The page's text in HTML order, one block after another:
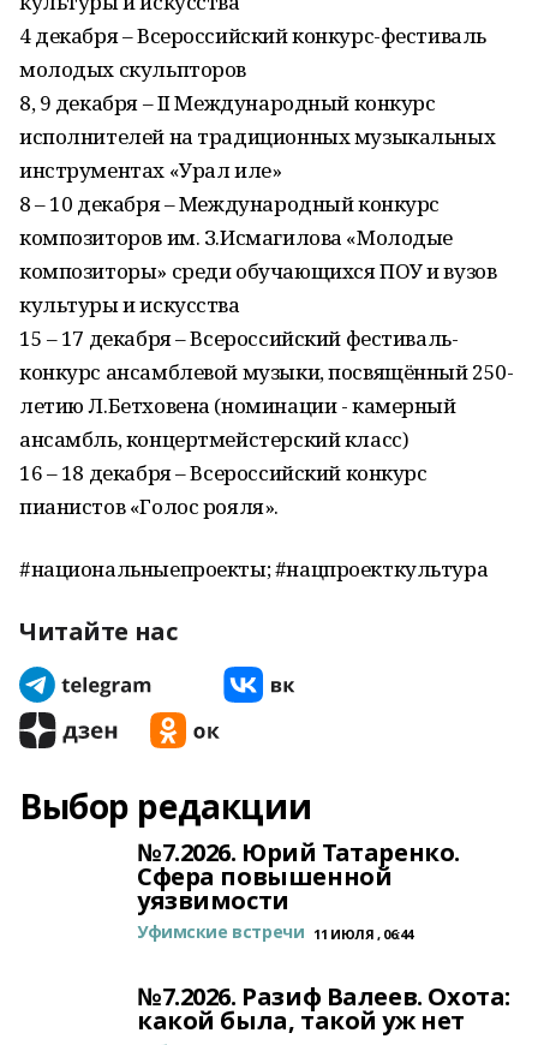
4 декабря – Всероссийский конкурс-фестиваль
молодых скульпторов
8, 9 декабря – II Международный конкурс
исполнителей на традиционных музыкальных
инструментах «Урал иле»
8 – 10 декабря – Международный конкурс
композиторов им. З.Исмагилова «Молодые
композиторы» среди обучающихся ПОУ и вузов
культуры и искусства
15 – 17 декабря – Всероссийский фестиваль-
конкурс ансамблевой музыки, посвящённый 250-
летию Л.Бетховена (номинации - камерный
ансамбль, концертмейстерский класс)
16 – 18 декабря – Всероссийский конкурс
пианистов «Голос рояля».
#национальныепроекты; #нацпроекткультура
Читайте нас
Выбор редакции
№7.2026. Юрий Татаренко.
Сфера повышенной
уязвимости
Уфимские встречи 11 ИЮЛЯ , 06:44
№7.2026. Разиф Валеев. Охота:
какой была, такой уж нет